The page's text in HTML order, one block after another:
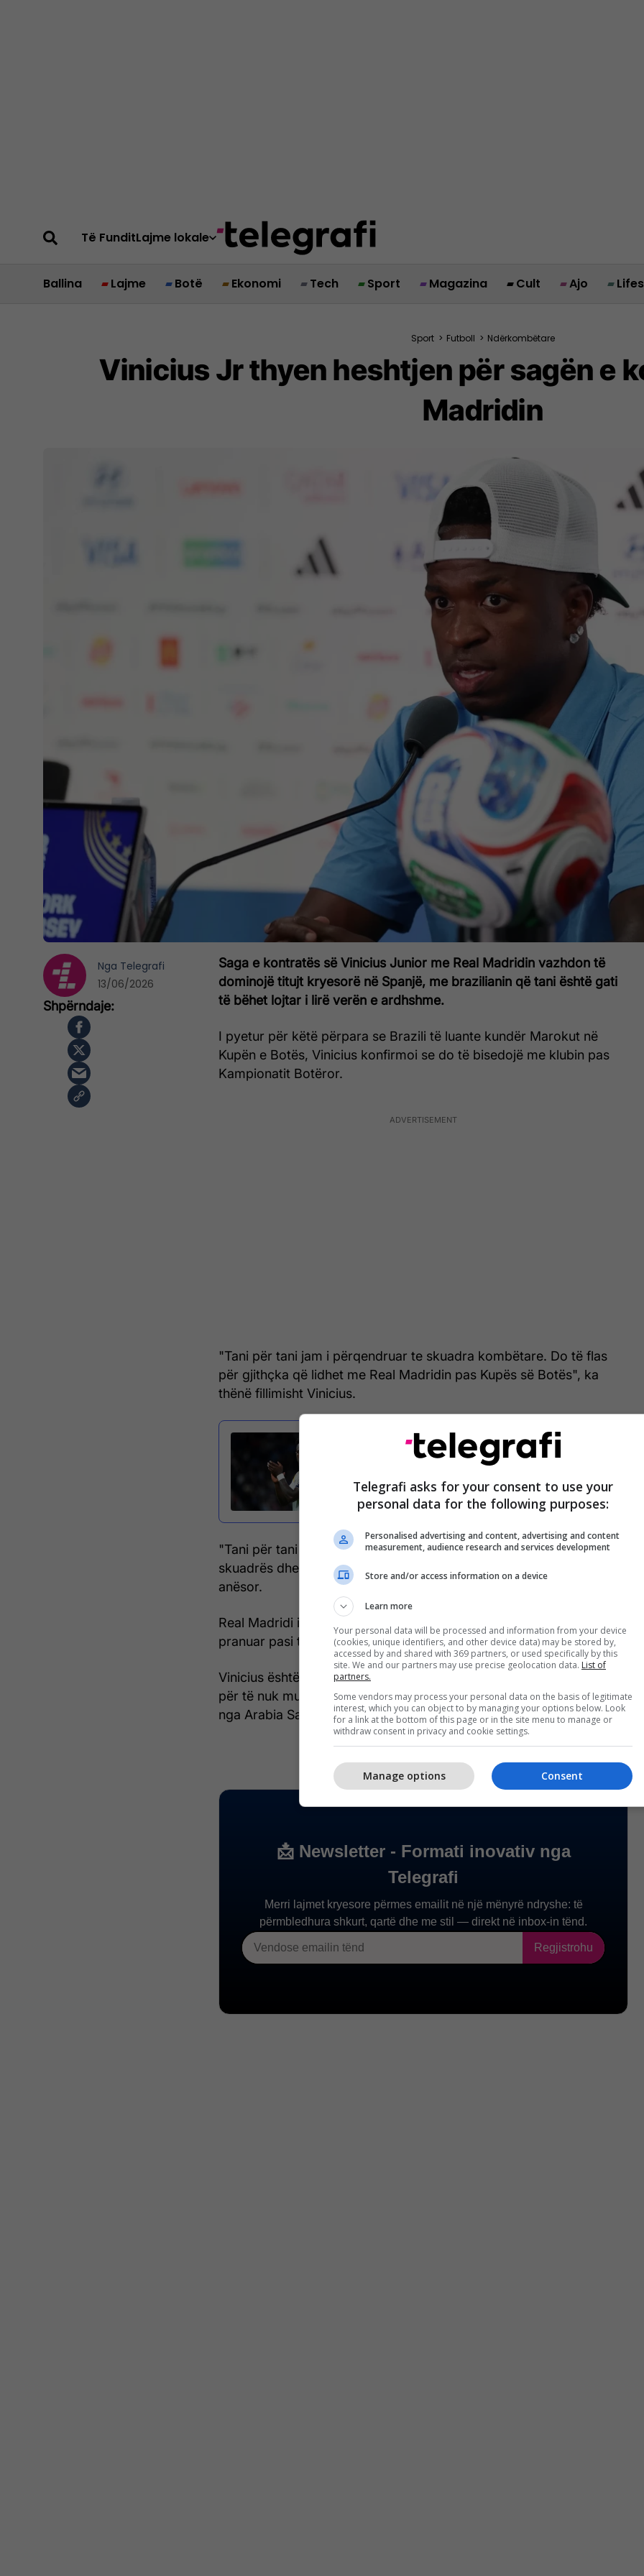
Të FunditLajme lokale
Ballina Lajme Botë Ekonomi Tech Sport Magazina Cult Ajo
Sport > Futboll > Ndërkombëtare
Vinicius Jr thyen heshtjen për sagën e
Madridin
Saga e kontratës së Vinicius Junior me Real Madridin vazhdon të
dominojë titujt kryesorë në Spanjë, me brazilianin që tani është gati
të bëhet lojtar i lirë verën e ardhshme.
I pyetur për këtë përpara se Brazili të luante kundër Marokut në
Kupën e Botës, Vinicius konfirmoi se do të bisedojë me klubin pas
Kampionatit Botëror.
"Tani për tani jam i përqendruar te skuadra kombëtare. Do të flas
për gjithçka që lidhet me Real Madridin pas Kupës së Botës", ka
thënë fillimisht Vinicius.
Bombë nga Spanja: Real Madridi i thotë
lamtumirë Viniciusit?
"Tani për tani jam i përqendruar vetëm te vendi im, shokët e
skuadrës dhe të kaloj një turne të shkëlqyer", përfundoi sulmuesi
anësor.
Real Madridi i ka ofruar Viniciusit një kontratë, të cilën ai nuk e ka
pranuar pasi thuhet se dëshiron më shumë para.
Vinicius është lidhur gjithashtu me një largim si lojtar i lirë, ku ofertat
për të nuk mungojnë nga klubet e mëdha evropiane, por edhe ato
nga Arabia Saudite./Telegrafi/
Nga Telegrafi
13/06/2026
Telegrafi asks for your consent to use your
personal data for the following purposes:
Personalised advertising and content, advertising and content
measurement, audience research and services development
Store and/or access information on a device
Learn more
Your personal data will be processed and information from your device
(cookies, unique identifiers, and other device data) may be stored by,
accessed by and shared with 369 partners, or used specifically by this
site. We and our partners may use precise geolocation data. List of
partners.
Some vendors may process your personal data on the basis of legitimate
interest, which you can object to by managing your options below. Look
for a link at the bottom of this page or in the site menu to manage or
withdraw consent in privacy and cookie settings.
Consent
Manage options